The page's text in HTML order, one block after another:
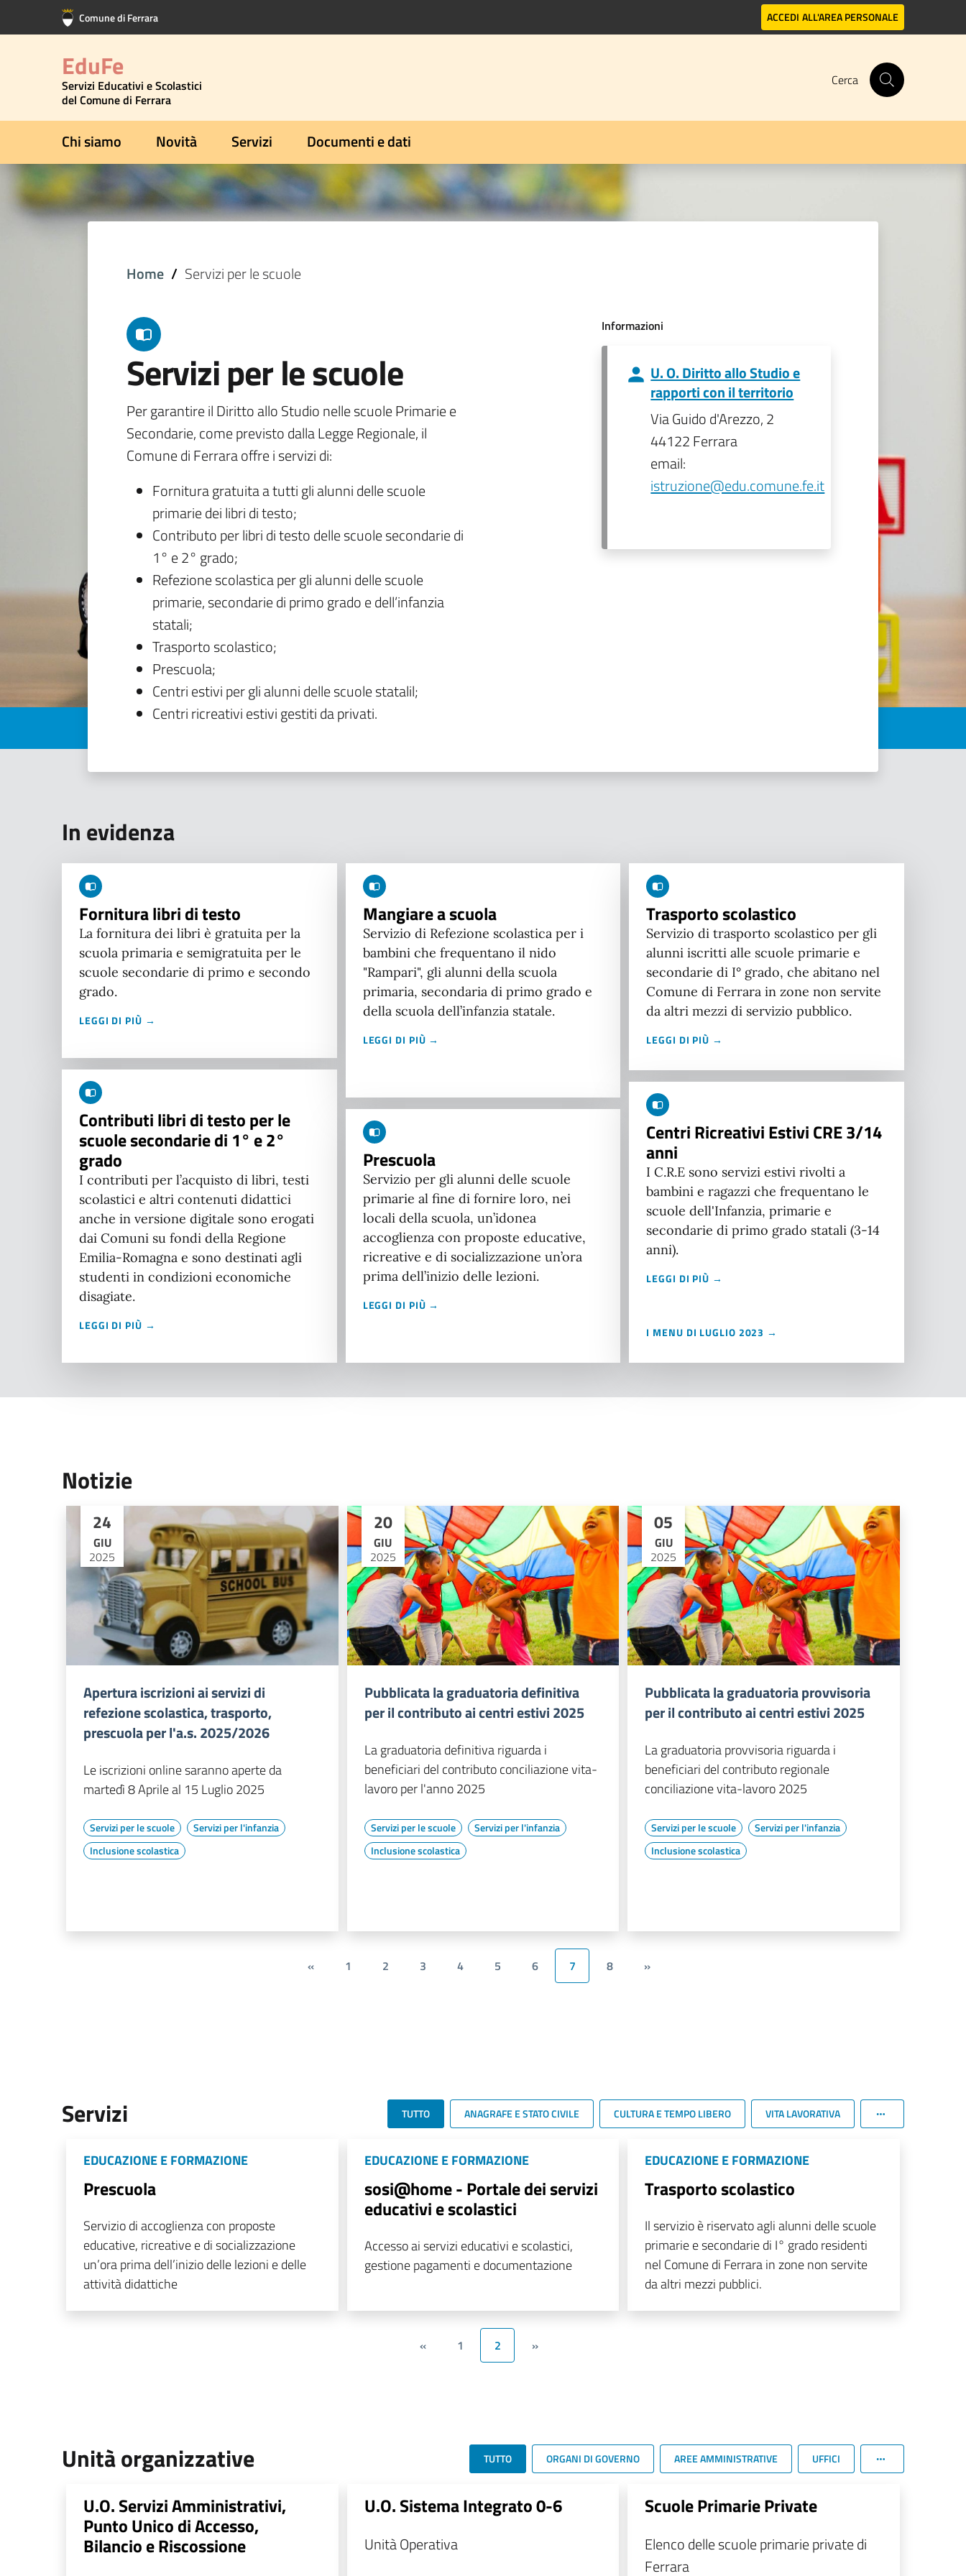
Vai al contenuto principale
Vai al footer Comune di Ferrara ACCEDI ALL'AREA PERSONALE
EduFe
Servizi Educativi e Scolastici
del Comune di Ferrara
Cerca
Chi siamo Novità Servizi Documenti e dati
Home Servizi per le scuole
Servizi per le scuole
Per garantire il Diritto allo Studio nelle scuole Primarie e
Secondarie, come previsto dalla Legge Regionale, il
Comune di Ferrara offre i servizi di:
Fornitura gratuita a tutti gli alunni delle scuole
primarie dei libri di testo;
Contributo per libri di testo delle scuole secondarie di
1° e 2° grado;
Refezione scolastica per gli alunni delle scuole
primarie, secondarie di primo grado e dell’infanzia
statali;
Trasporto scolastico;
Prescuola;
Centri estivi per gli alunni delle scuole statalil;
Centri ricreativi estivi gestiti da privati.
Informazioni
U. O. Diritto allo Studio e
rapporti con il territorio
Via Guido d'Arezzo, 2
44122 Ferrara
email:
istruzione@edu.comune.fe.it
In evidenza
Fornitura libri di testo
La fornitura dei libri è gratuita per la
scuola primaria e semigratuita per le
scuole secondarie di primo e secondo
grado.
LEGGI DI PIÙ →
Contributi libri di testo per le
scuole secondarie di 1° e 2°
grado
I contributi per l’acquisto di libri, testi
scolastici e altri contenuti didattici
anche in versione digitale sono erogati
dai Comuni su fondi della Regione
Emilia-Romagna e sono destinati agli
studenti in condizioni economiche
disagiate.
LEGGI DI PIÙ →
Mangiare a scuola
Servizio di Refezione scolastica per i
bambini che frequentano il nido
"Rampari", gli alunni della scuola
primaria, secondaria di primo grado e
della scuola dell’infanzia statale.
LEGGI DI PIÙ →
Prescuola
Servizio per gli alunni delle scuole
primarie al fine di fornire loro, nei
locali della scuola, un’idonea
accoglienza con proposte educative,
ricreative e di socializzazione un’ora
prima dell’inizio delle lezioni.
LEGGI DI PIÙ →
Trasporto scolastico
Servizio di trasporto scolastico per gli
alunni iscritti alle scuole primarie e
secondarie di I° grado, che abitano nel
Comune di Ferrara in zone non servite
da altri mezzi di servizio pubblico.
LEGGI DI PIÙ →
Centri Ricreativi Estivi CRE 3/14
anni
I C.R.E sono servizi estivi rivolti a
bambini e ragazzi che frequentano le
scuole dell'Infanzia, primarie e
secondarie di primo grado statali (3-14
anni).
LEGGI DI PIÙ →
I MENU DI LUGLIO 2023 →
Notizie
24
GIU
2025
Apertura iscrizioni ai servizi di
refezione scolastica, trasporto,
prescuola per l'a.s. 2025/2026
Le iscrizioni online saranno aperte da
martedì 8 Aprile al 15 Luglio 2025
Servizi per le scuole
Servizi per l'infanzia
Inclusione scolastica
20
GIU
2025
Pubblicata la graduatoria definitiva
per il contributo ai centri estivi 2025
La graduatoria definitiva riguarda i
beneficiari del contributo conciliazione vita-
lavoro per l'anno 2025
Servizi per le scuole
Servizi per l'infanzia
Inclusione scolastica
05
GIU
2025
Pubblicata la graduatoria provvisoria
per il contributo ai centri estivi 2025
La graduatoria provvisoria riguarda i
beneficiari del contributo regionale
conciliazione vita-lavoro 2025
Servizi per le scuole
Servizi per l'infanzia
Inclusione scolastica
« 1 2 3 4 5 6 7 8 »
Servizi TUTTO ANAGRAFE E STATO CIVILE CULTURA E TEMPO LIBERO VITA LAVORATIVA
EDUCAZIONE E FORMAZIONE
Prescuola
Servizio di accoglienza con proposte
educative, ricreative e di socializzazione
un’ora prima dell’inizio delle lezioni e delle
attività didattiche
EDUCAZIONE E FORMAZIONE
sosi@home - Portale dei servizi
educativi e scolastici
Accesso ai servizi educativi e scolastici,
gestione pagamenti e documentazione
EDUCAZIONE E FORMAZIONE
Trasporto scolastico
Il servizio è riservato agli alunni delle scuole
primarie e secondarie di I° grado residenti
nel Comune di Ferrara in zone non servite
da altri mezzi pubblici.
« 1 2 »
Unità organizzative TUTTO ORGANI DI GOVERNO AREE AMMINISTRATIVE UFFICI
U.O. Servizi Amministrativi,
Punto Unico di Accesso,
Bilancio e Riscossione
U.O. Sistema Integrato 0-6
Unità Operativa
Scuole Primarie Private
Elenco delle scuole primarie private di
Ferrara